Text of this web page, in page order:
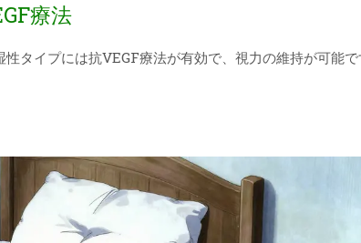
療法
タイプには抗VEGF療法が有効で、視力の維持が可能